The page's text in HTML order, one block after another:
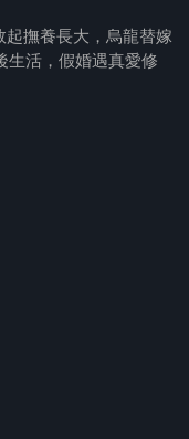
撫養長大，烏龍替嫁
生活，假婚遇真愛修